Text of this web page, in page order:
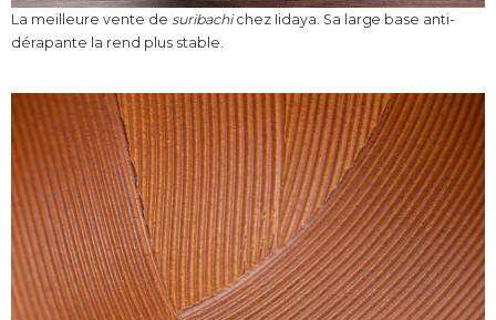
La meilleure vente de suribachichez Iidaya. Sa large base anti-
dérapante la rend plus stable.